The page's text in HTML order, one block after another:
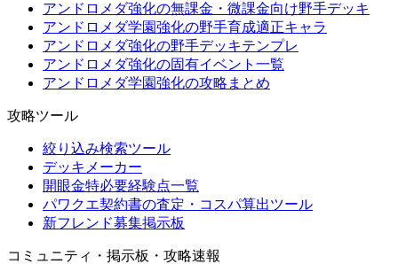
アンドロメダ強化の無課金・微課金向け野手デッキ
アンドロメダ学園強化の野手育成適正キャラ
アンドロメダ強化の野手デッキテンプレ
アンドロメダ強化の固有イベント一覧
アンドロメダ学園強化の攻略まとめ
攻略ツール
絞り込み検索ツール
デッキメーカー
開眼金特必要経験点一覧
パワクエ契約書の査定・コスパ算出ツール
新フレンド募集掲示板
コミュニティ・掲示板・攻略速報